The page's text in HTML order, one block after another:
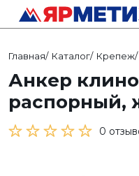
Главная/ Каталог/ Крепеж/
Анкер
распорный,
0